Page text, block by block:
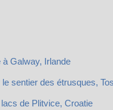
Galway, Irlande
sentier des étrusques,
de Plitvice, Croatie